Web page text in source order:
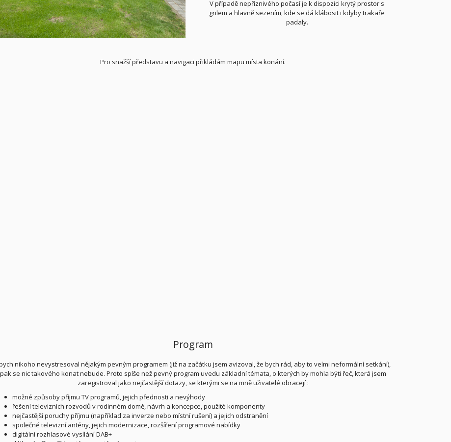
V případě nepříznivého počasí je k dispozici krytý prostor s
grilem a hlavně sezením, kde se dá klábosit i kdyby trakaře
padaly.
Pro snažší představu a navigaci přikládám mapu místa konání.
Program
nikoho nevystresoval nějakým pevným programem (již na začátku jsem avizoval, že bych rád, aby to velmi neformální setkání),
pak se nic takového konat nebude. Proto spíše než pevný program uvedu základní témata, o kterých by mohla býti řeč, která jsem
zaregistroval jako nejčastější dotazy, se kterými se na mně uživatelé obracejí :
možné způsoby příjmu TV programů, jejich přednosti a nevýhody
řešení televizních rozvodů v rodinném domě, návrh a koncepce, použité komponenty
nejčastější poruchy příjmu (například za inverze nebo místní rušení) a jejich odstranění
společné televizní antény, jejich modernizace, rozšíření programové nabídky
digitální rozhlasové vysílání DAB+